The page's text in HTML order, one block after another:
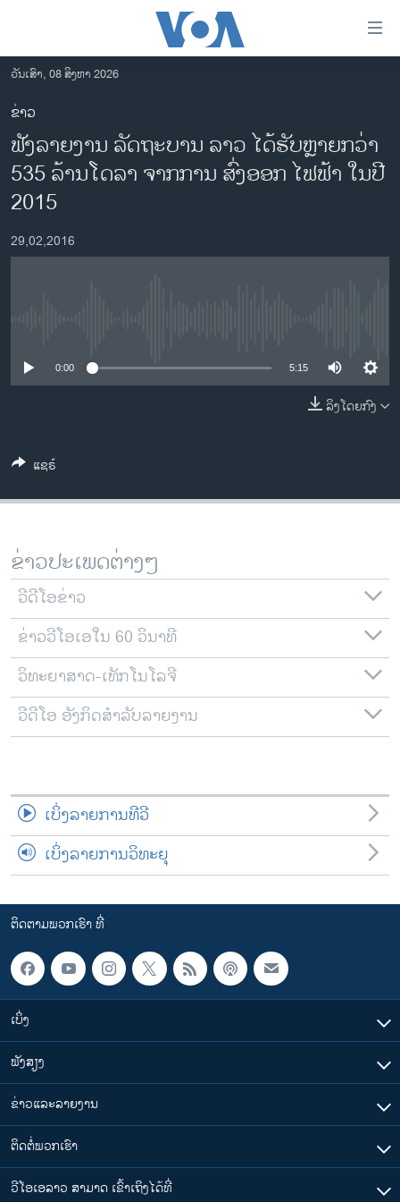
ເຂົ້າ
ຫາ
ຂ້າມ
ຂ້າມ
ຂ້າມ
ໄປ
ຫາ
ຊອກ
ຄົ້ນ
ອາເມຣິກາ
ການເລືອກຕັ້ງ ປະທານາທີບໍດີ ສະຫະລັດ 2024
ໂລກ
ຊຸມຊົນຊາວລາວ
ສຽງ
ລາຍການກະຈາຍສຽງ
ຕິດຕາມພວກເຮົາ ທີ່
ພາສາຕ່າງໆ
ວັນເສົາ, 08 ສິງຫາ 2026
ຂ່າວ
ຟັງລາຍງານ ລັດຖະບານ ລາວ ໄດ້ຮັບຫຼາຍກວ່າ
535 ລ້ານໂດລາ ຈາກການ ສົ່ງອອກ ໄຟຟ້າ ໃນປີ
2015
29,02,2016
0:00 5:15
ລິງໂດຍກົງ
ແຊຣ໌
ຂ່າວປະເພດຕ່າງໆ
ວີດີໂອຂ່າວ
ຂ່າວວີໂອເອໃນ 60 ວິນາທີ
ວິທະຍາສາດ-ເທັກໂນໂລຈີ
ວີດີໂອ ອັງກິດສຳລັບລາຍງານ
ເບິ່ງລາຍການທີວີ
ເບິ່ງລາຍການວິທະຍຸ
ຕິດຕາມພວກເຮົາ ທີ່
ເບິ່ງ
ຟັງສຽງ
ຂ່າວແລະລາຍງານ
ຕິດຕໍ່ພວກເຮົາ
ວີໂອເອລາວ ສາມາດ ເຂົ້າເຖິງໄດ້ທີ່